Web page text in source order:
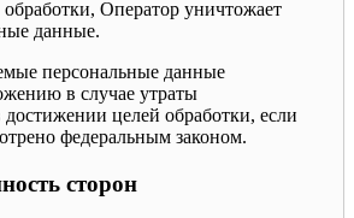
Оператор уничтожает
данные.
персональные данные
в случае утраты
целей обработки, если
федеральным законом.
сторон